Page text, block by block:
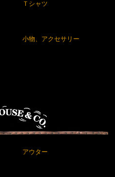
Ｔシャツ
小物、アクセサリー
アウター